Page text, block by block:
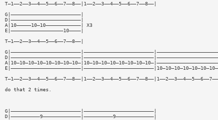
T—1——2——3——4——5——6——7——8——|1——2——3——4——5——6——7——8——|
G|————————————————————————|
D|————————————————————————|
A|10—————10—10————————————| X3
E|——————————————————10————|
T—1——2——3——4——5——6——7——8——|
do that 2 times.
G|————————————————————————|————————————————————————|
D|——————————9—————————————|——————————9—————————————|